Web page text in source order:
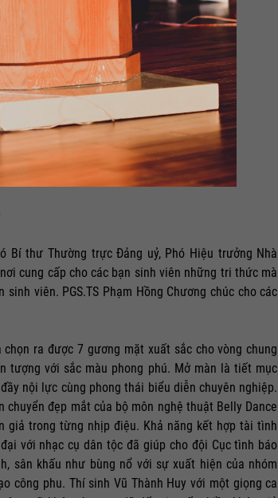
Bí thư Thường trực Đảng uỷ, Phó Hiệu trưởng Nhà
cung cấp cho các bạn sinh viên những tri thức mà
viên. PGS.TS Phạm Hồng Chương chúc cho các
ra được 7 gương mặt xuất sắc cho vòng chung
tượng với sắc màu phong phú. Mở màn là tiết mục
nội lực cùng phong thái biểu diễn chuyên nghiệp.
đẹp mắt của bộ môn nghệ thuật Belly Dance
giả trong từng nhịp điệu. Khả năng kết hợp tài tình
với nhạc cụ dân tộc đã giúp cho đội Cục tình báo
sân khấu như bùng nổ với sự xuất hiện của nhóm
công phu. Thí sinh Vũ Thành Huy với một giọng ca